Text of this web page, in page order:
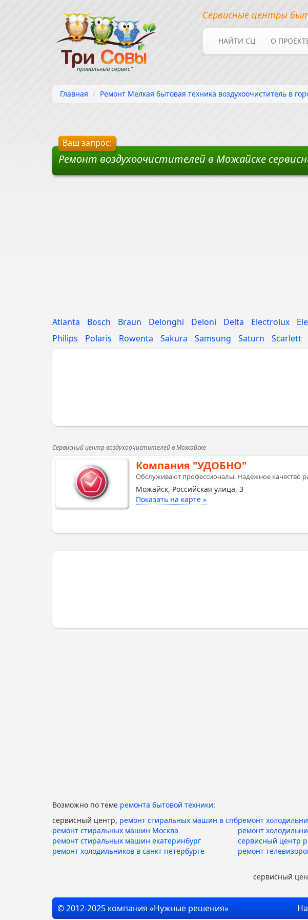
Сервисные центры
НАЙТИ СЦ О
Главная Ремонт Мелкая бытовая техника воздухоочиститель в
Ваш запрос:
Ремонт воздухоочистителей в Можайске
Atlanta Bosch Braun Delonghi Deloni Delta Electrolux
Philips
Polaris Rowenta Sakura Samsung Saturn Scarlett
Сервисный центр воздухоочистителей в Можайске
Компания "УДОБНО"
Обслуживают профессионалы. Надежное качество
Можайск, Российская улица, 3
Показать на карте »
Возможно по теме ремонта бытовой техники:
сервисный центр, ремонт стиральных машин в спбремонт
ремонт стиральных машин Москва
ремонт
ремонт стиральных машин екатеринбург
сервисный центр
ремонт холодильников в санкт петербурге
ремонт
сервисный
© 2012-2025 компания «Нужные решения»